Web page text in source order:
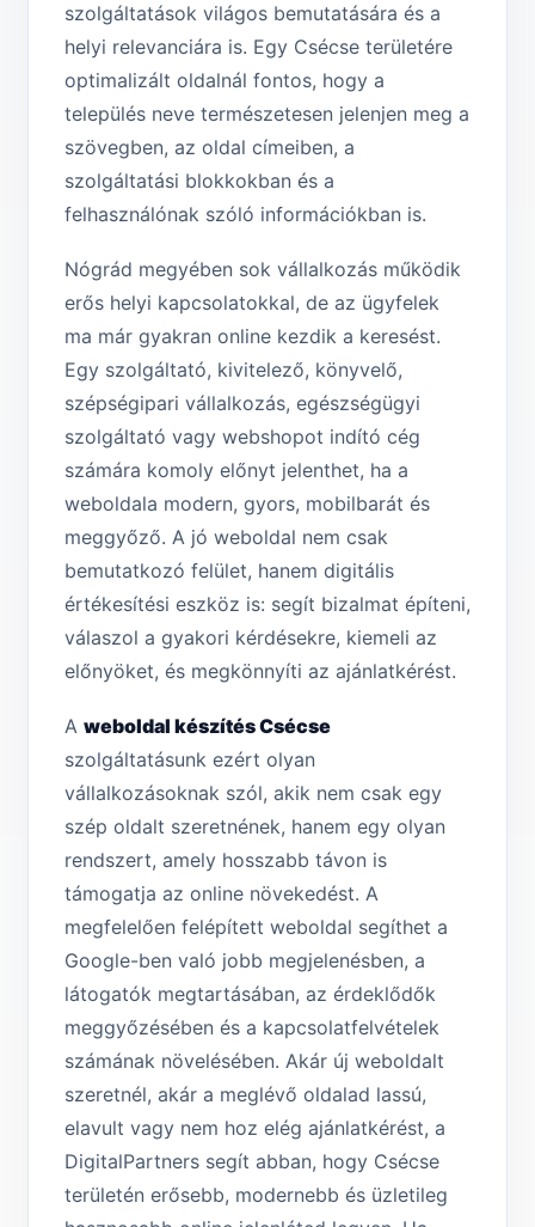
szolgáltatások világos bemutatására és a
helyi relevanciára is. Egy Csécse területére
optimalizált oldalnál fontos, hogy a
település neve természetesen jelenjen meg a
szövegben, az oldal címeiben, a
szolgáltatási blokkokban és a
felhasználónak szóló információkban is.
Nógrád megyében sok vállalkozás működik
erős helyi kapcsolatokkal, de az ügyfelek
ma már gyakran online kezdik a keresést.
Egy szolgáltató, kivitelező, könyvelő,
szépségipari vállalkozás, egészségügyi
szolgáltató vagy webshopot indító cég
számára komoly előnyt jelenthet, ha a
weboldala modern, gyors, mobilbarát és
meggyőző. A jó weboldal nem csak
bemutatkozó felület, hanem digitális
értékesítési eszköz is: segít bizalmat építeni,
válaszol a gyakori kérdésekre, kiemeli az
előnyöket, és megkönnyíti az ajánlatkérést.
A weboldal készítés Csécse
szolgáltatásunk ezért olyan
vállalkozásoknak szól, akik nem csak egy
szép oldalt szeretnének, hanem egy olyan
rendszert, amely hosszabb távon is
támogatja az online növekedést. A
megfelelően felépített weboldal segíthet a
Google-ben való jobb megjelenésben, a
látogatók megtartásában, az érdeklődők
meggyőzésében és a kapcsolatfelvételek
számának növelésében. Akár új weboldalt
szeretnél, akár a meglévő oldalad lassú,
elavult vagy nem hoz elég ajánlatkérést, a
DigitalPartners segít abban, hogy Csécse
területén erősebb, modernebb és üzletileg